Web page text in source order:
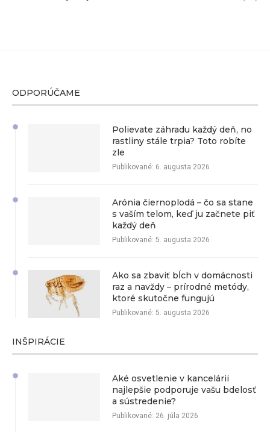
ODPORÚČAME
Polievate záhradu každý deň, no
rastliny stále trpia? Toto robíte
zle
Publikované: 6. augusta 2026
Arónia čiernoplodá – čo sa stane
s vaším telom, keď ju začnete piť
každý deň
Publikované: 5. augusta 2026
Ako sa zbaviť bĺch v domácnosti
raz a navždy – prírodné metódy,
ktoré skutočne fungujú
Publikované: 5. augusta 2026
INŠPIRÁCIE
Aké osvetlenie v kancelárii
najlepšie podporuje vašu bdelosť
a sústredenie?
Publikované: 26. júla 2026